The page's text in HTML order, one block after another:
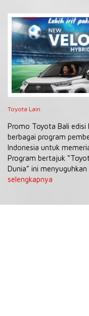
Toyota Lain
Promo Toyota Bali edisi
berbagai program
Indonesia untuk
Program bertajuk
Dunia” ini menyuguhkan
selengkapnya